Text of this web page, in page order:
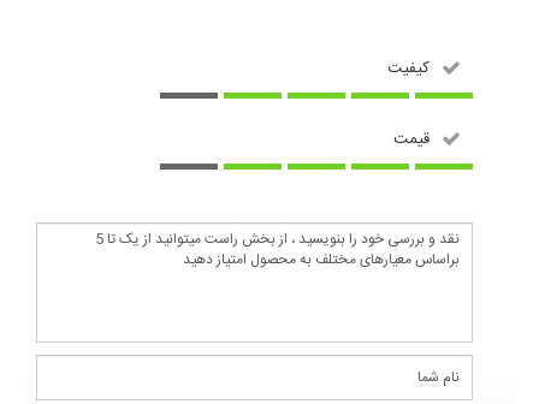
کیفیت
قیمت